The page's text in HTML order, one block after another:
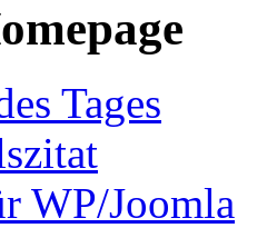
Tages
WP/Joomla